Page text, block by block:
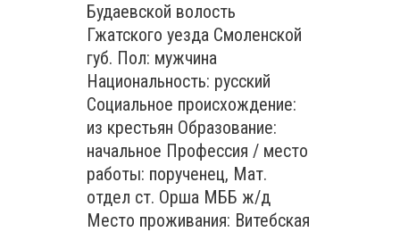
Будаевской волость
Гжатского уезда Смоленской
губ. Пол: мужчина
Национальность: русский
Социальное происхождение:
из крестьян Образование:
начальное Профессия / место
работы: порученец, Мат.
отдел ст. Орша МББ ж/д
Место проживания: Витебская